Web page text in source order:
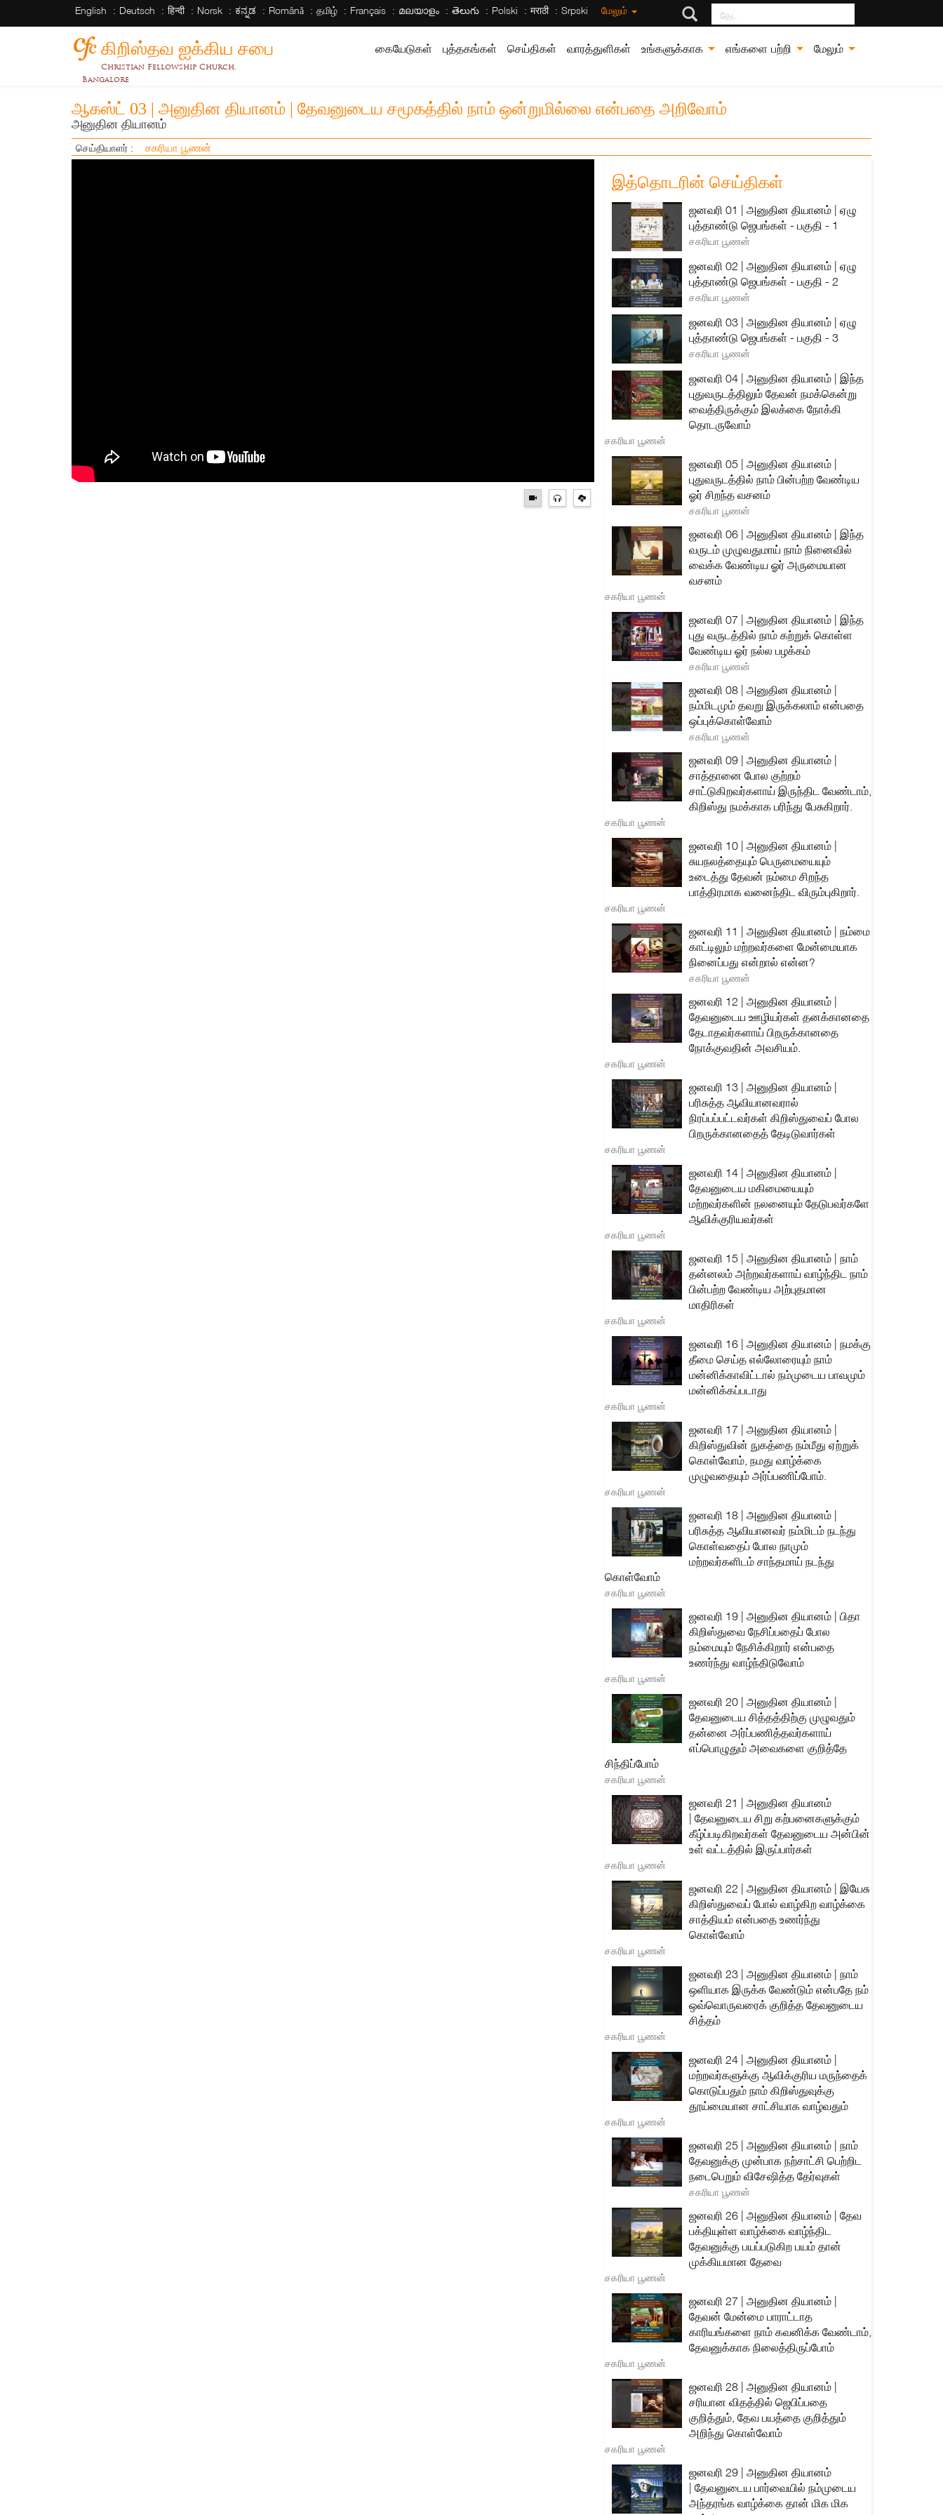
English Deutsch हिन्दी Norsk ಕನ್ನಡ Română தமிழ் Français മലയാളം తెలుగు Polski मराठी Srpski மேலும் தேட
கிறிஸ்தவ ஐக்கிய சபை
Christian Fellowship Church,
Bangalore
கையேடுகள் புத்தகங்கள் செய்திகள் வாரத்துளிகள் உங்களுக்காக எங்களை பற்றி மேலும்
ஆகஸ்ட் 03 | அனுதின தியானம் | தேவனுடைய சமூகத்தில் நாம் ஒன்றுமில்லை என்பதை அறிவோம்
அனுதின தியானம்
செய்தியாளர் : சகரியா பூணன்
இத்தொடரின் செய்திகள்
ஜனவரி 01 | அனுதின தியானம் | ஏழு
புத்தாண்டு ஜெபங்கள் - பகுதி - 1
சகரியா பூணன்
ஜனவரி 02 | அனுதின தியானம் | ஏழு
புத்தாண்டு ஜெபங்கள் - பகுதி - 2
சகரியா பூணன்
ஜனவரி 03 | அனுதின தியானம் | ஏழு
புத்தாண்டு ஜெபங்கள் - பகுதி - 3
சகரியா பூணன்
ஜனவரி 04 | அனுதின தியானம் | இந்த
புதுவருடத்திலும் தேவன் நமக்கென்று
வைத்திருக்கும் இலக்கை நோக்கி
தொடருவோம்
சகரியா பூணன்
ஜனவரி 05 | அனுதின தியானம் |
புதுவருடத்தில் நாம் பின்பற்ற வேண்டிய
ஓர் சிறந்த வசனம்
சகரியா பூணன்
ஜனவரி 06 | அனுதின தியானம் | இந்த
வருடம் முழுவதுமாய் நாம் நினைவில்
வைக்க வேண்டிய ஓர் அருமையான
வசனம்
சகரியா பூணன்
ஜனவரி 07 | அனுதின தியானம் | இந்த
புது வருடத்தில் நாம் கற்றுக் கொள்ள
வேண்டிய ஓர் நல்ல பழக்கம்
சகரியா பூணன்
ஜனவரி 08 | அனுதின தியானம் |
நம்மிடமும் தவறு இருக்கலாம் என்பதை
ஒப்புக்கொள்வோம்
சகரியா பூணன்
ஜனவரி 09 | அனுதின தியானம் |
சாத்தானை போல குற்றம்
சாட்டுகிறவர்களாய் இருந்திட வேண்டாம்,
கிறிஸ்து நமக்காக பரிந்து பேசுகிறார்.
சகரியா பூணன்
ஜனவரி 10 | அனுதின தியானம் |
சுயநலத்தையும் பெருமையையும்
உடைத்து தேவன் நம்மை சிறந்த
பாத்திரமாக வனைந்திட விரும்புகிறார்.
சகரியா பூணன்
ஜனவரி 11 | அனுதின தியானம் | நம்மை
காட்டிலும் மற்றவர்களை மேன்மையாக
நினைப்பது என்றால் என்ன?
சகரியா பூணன்
ஜனவரி 12 | அனுதின தியானம் |
தேவனுடைய ஊழியர்கள் தனக்கானதை
தேடாதவர்களாய் பிறருக்கானதை
நோக்குவதின் அவசியம்.
சகரியா பூணன்
ஜனவரி 13 | அனுதின தியானம் |
பரிசுத்த ஆவியானவரால்
நிரப்பப்பட்டவர்கள் கிறிஸ்துவைப் போல
பிறருக்கானதைத் தேடிடுவார்கள்
சகரியா பூணன்
ஜனவரி 14 | அனுதின தியானம் |
தேவனுடைய மகிமையையும்
மற்றவர்களின் நலனையும் தேடுபவர்களே
ஆவிக்குரியவர்கள்
சகரியா பூணன்
ஜனவரி 15 | அனுதின தியானம் | நாம்
தன்னலம் அற்றவர்களாய் வாழ்ந்திட நாம்
பின்பற்ற வேண்டிய அற்புதமான
மாதிரிகள்
சகரியா பூணன்
ஜனவரி 16 | அனுதின தியானம் | நமக்கு
தீமை செய்த எல்லோரையும் நாம்
மன்னிக்காவிட்டால் நம்முடைய பாவமும்
மன்னிக்கப்படாது
சகரியா பூணன்
ஜனவரி 17 | அனுதின தியானம் |
கிறிஸ்துவின் நுகத்தை நம்மீது ஏற்றுக்
கொள்வோம், நமது வாழ்க்கை
முழுவதையும் அர்ப்பணிப்போம்.
சகரியா பூணன்
ஜனவரி 18 | அனுதின தியானம் |
பரிசுத்த ஆவியானவர் நம்மிடம் நடந்து
கொள்வதைப் போல நாமும்
மற்றவர்களிடம் சாந்தமாய் நடந்து
கொள்வோம்
சகரியா பூணன்
ஜனவரி 19 | அனுதின தியானம் | பிதா
கிறிஸ்துவை நேசிப்பதைப் போல
நம்மையும் நேசிக்கிறார் என்பதை
உணர்ந்து வாழ்ந்திடுவோம்
சகரியா பூணன்
ஜனவரி 20 | அனுதின தியானம் |
தேவனுடைய சித்தத்திற்கு முழுவதும்
தன்னை அர்ப்பணித்தவர்களாய்
எப்பொழுதும் அவைகளை குறித்தே
சிந்திப்போம்
சகரியா பூணன்
ஜனவரி 21 | அனுதின தியானம்
| தேவனுடைய சிறு கற்பனைகளுக்கும்
கீழ்ப்படிகிறவர்கள் தேவனுடைய அன்பின்
உள் வட்டத்தில் இருப்பார்கள்
சகரியா பூணன்
ஜனவரி 22 | அனுதின தியானம் | இயேசு
கிறிஸ்துவைப் போல் வாழ்கிற வாழ்க்கை
சாத்தியம் என்பதை உணர்ந்து
கொள்வோம்
சகரியா பூணன்
ஜனவரி 23 | அனுதின தியானம் | நாம்
ஒளியாக இருக்க வேண்டும் என்பதே நம்
ஒவ்வொருவரைக் குறித்த தேவனுடைய
சித்தம்
சகரியா பூணன்
ஜனவரி 24 | அனுதின தியானம் |
மற்றவர்களுக்கு ஆவிக்குரிய மருந்தைக்
கொடுப்பதும் நாம் கிறிஸ்துவுக்கு
தூய்மையான சாட்சியாக வாழ்வதும்
சகரியா பூணன்
ஜனவரி 25 | அனுதின தியானம் | நாம்
தேவனுக்கு முன்பாக நற்சாட்சி பெற்றிட
நடைபெறும் விசேஷித்த தேர்வுகள்
சகரியா பூணன்
ஜனவரி 26 | அனுதின தியானம் | தேவ
பக்தியுள்ள வாழ்க்கை வாழ்ந்திட
தேவனுக்கு பயப்படுகிற பயம் தான்
முக்கியமான தேவை
சகரியா பூணன்
ஜனவரி 27 | அனுதின தியானம் |
தேவன் மேன்மை பாராட்டாத
காரியங்களை நாம் கவனிக்க வேண்டாம்,
தேவனுக்காக நிலைத்திருப்போம்
சகரியா பூணன்
ஜனவரி 28 | அனுதின தியானம் |
சரியான விதத்தில் ஜெபிப்பதை
குறித்தும், தேவ பயத்தை குறித்தும்
அறிந்து கொள்வோம்
சகரியா பூணன்
ஜனவரி 29 | அனுதின தியானம்
| தேவனுடைய பார்வையில் நம்முடைய
அந்தரங்க வாழ்க்கை தான் மிக மிக